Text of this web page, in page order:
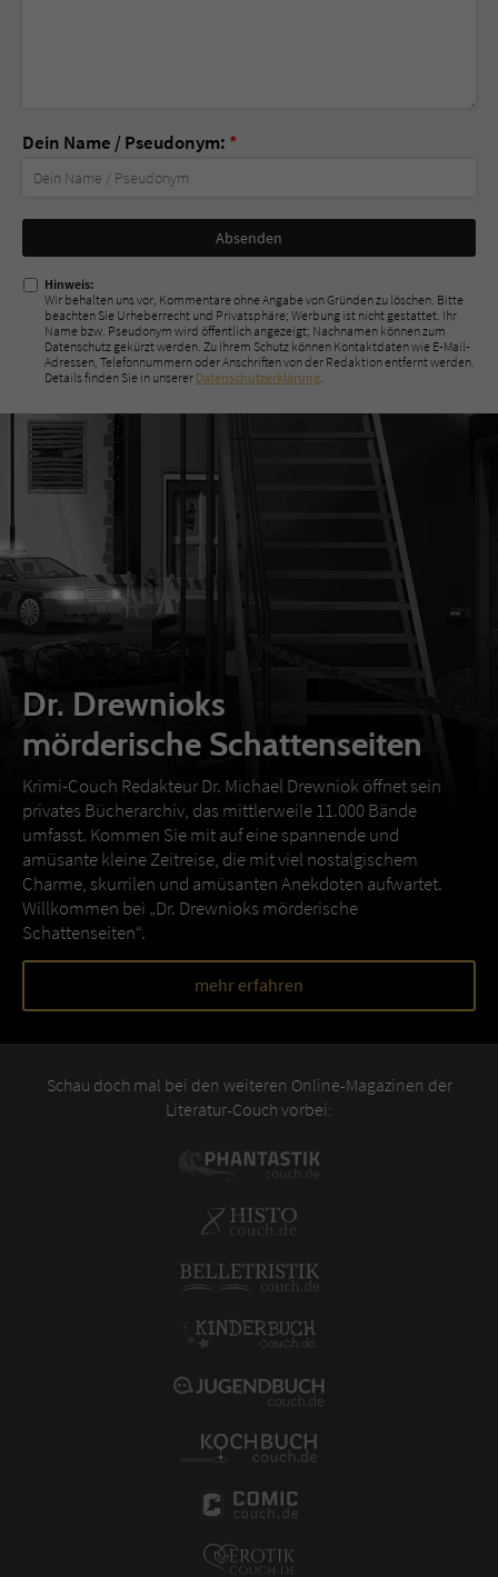
Dein Name / Pseudonym: *
Nicht
ausfüllen!
Hinweis:
Wir behalten uns vor, Kommentare ohne Angabe von Gründen zu löschen. Bitte
beachten Sie Urheberrecht und Privatsphäre; Werbung ist nicht gestattet. Ihr
Name bzw. Pseudonym wird öffentlich angezeigt; Nachnamen können zum
Datenschutz gekürzt werden. Zu Ihrem Schutz können Kontaktdaten wie E-Mail-
Adressen, Telefonnummern oder Anschriften von der Redaktion entfernt werden.
Details finden Sie in unserer Datenschutzerklärung
Dr. Drewnioks
mörderische Schattenseiten
Krimi-Couch Redakteur Dr. Michael Drewniok öffnet sein
privates Bücherarchiv, das mittlerweile 11.000 Bände
umfasst. Kommen Sie mit auf eine spannende und
amüsante kleine Zeitreise, die mit viel nostalgischem
Charme, skurrilen und amüsanten Anekdoten aufwartet.
Willkommen bei „Dr. Drewnioks mörderische
Schattenseiten“.
mehr erfahren
Schau doch mal bei den weiteren Online-Magazinen der
Literatur-Couch vorbei: